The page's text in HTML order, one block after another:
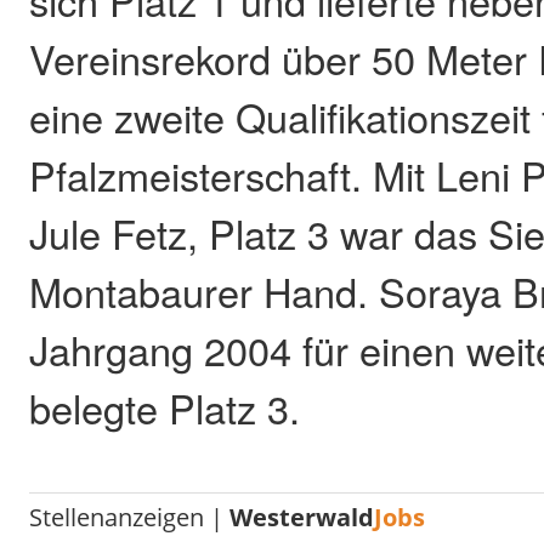
Vereinsrekord über 50 Meter
eine zweite
Pfalzmeisterschaft. Mit Leni
Jule Fetz, Platz 3 war das
Montabaurer Hand. Soraya
Jahrgang 2004 für einen
belegte Platz 3.
Stellenanzeigen |WesterwaldJobs